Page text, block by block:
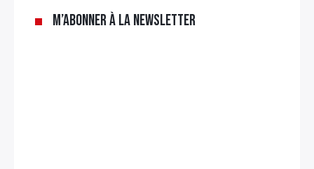
M’abonner à la newsletter